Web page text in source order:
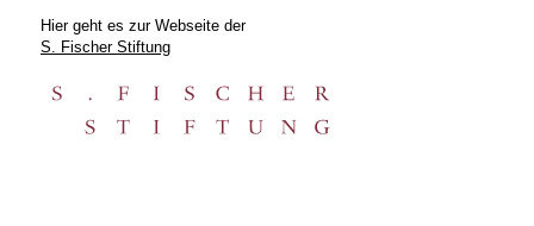
Hier geht es zur Webseite der
S. Fischer Stiftung